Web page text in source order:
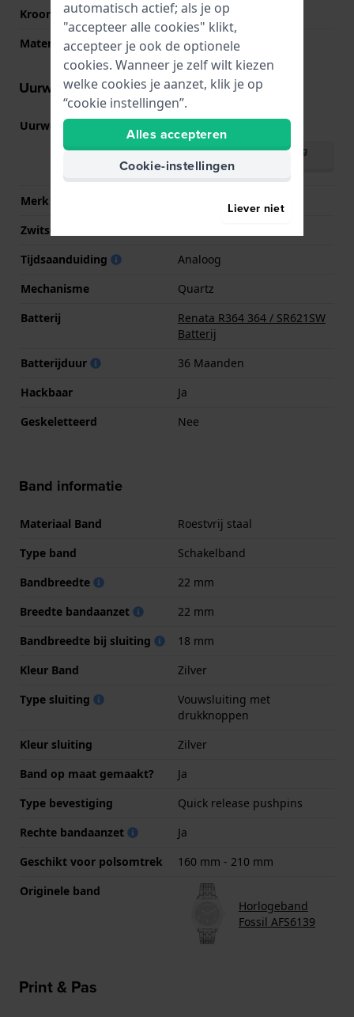
Kroon
Trek kroon
Materiaal bezel
Roestvrij staal
Uurwerk informatie
Uurwerk nr.
Download handleiding
Merk uurwerk
Seiko Instruments Inc.
Zwitsers uurwerk
Tijdsaanduiding
Analoog
Mechanisme
Quartz
Batterij
Renata R364 364 / SR621SW
Batterij
Batterijduur
36 Maanden
Hackbaar
Ja
Geskeletteerd
Nee
Band informatie
Materiaal Band
Roestvrij staal
Type band
Schakelband
Bandbreedte
22 mm
Breedte bandaanzet
22 mm
Bandbreedte bij sluiting
18 mm
Kleur Band
Zilver
Type sluiting
Vouwsluiting met
drukknoppen
Kleur sluiting
Zilver
Band op maat gemaakt?
Ja
Type bevestiging
Quick release pushpins
Rechte bandaanzet
Ja
Geschikt voor polsomtrek
160 mm - 210 mm
Originele band
Horlogeband
Fossil AFS6139
Print & Pas
automatisch actief; als je op
"accepteer alle cookies" klikt,
accepteer je ook de optionele
cookies. Wanneer je zelf wilt kiezen
welke cookies je aanzet, klik je op
“cookie instellingen”.
Alles accepteren
Cookie-instellingen
Liever niet